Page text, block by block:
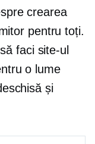
crearea
pentru toți.
faci site-ul
o lume
și